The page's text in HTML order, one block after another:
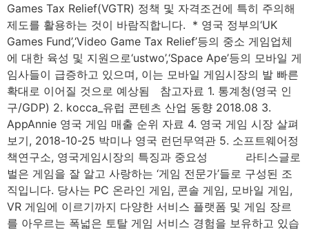
Games Tax Relief(VGTR) 정책 및 자격조건에 특히 주의해
제도를 활용하는 것이 바람직합니다. ​ * 영국 정부의‘UK
Games Fund’,‘Video Game Tax Relief’등의 중소 게임업체
에 대한 육성 및 지원으로‘ustwo’,‘Space Ape’등의 모바일 게
임사들이 급증하고 있으며, 이는 모바일 게임시장의 발 빠른
확대로 이어질 것으로 예상됨 참고자료 1. 통계청(영국 인
구/GDP) ​2. kocca_유럽 콘텐츠 산업 동향 2018.08 3.
AppAnnie 영국 게임 매출 순위 자료 4. 영국 게임 시장 살펴
보기, 2018-10-25 박미나 영국 런던무역관 5. 소프트웨어정
책연구소, 영국게임시장의 특징과 중요성 라티스글로
벌은 게임을 잘 알고 사랑하는 ‘게임 전문가’들로 구성된 조
직입니다. 당사는 PC 온라인 게임, 콘솔 게임, 모바일 게임,
VR 게임에 이르기까지 다양한 서비스 플랫폼 및 게임 장르
를 아우르는 폭넓은 토탈 게임 서비스 경험을 보유하고 있습